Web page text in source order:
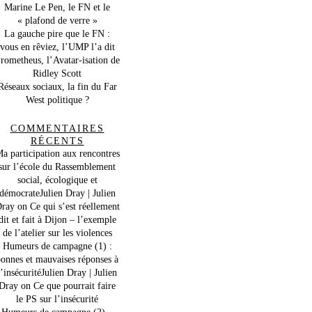
Marine Le Pen, le FN et le
« plafond de verre »
La gauche pire que le FN :
vous en rêviez, l’UMP l’a dit
l’Avatar-isation de
Ridley Scott
sociaux, la fin du Far
West politique ?
COMMENTAIRES
RÉCENTS
participation aux rencontres
l’école du Rassemblement
social, écologique et
démocrateJulien Dray | Julien
on Ce qui s’est réellement
et fait à Dijon – l’exemple
de l’atelier sur les violences
Humeurs de campagne (1) :
et mauvaises réponses à
Dray | Julien
on Ce que pourrait faire
le PS sur l’insécurité